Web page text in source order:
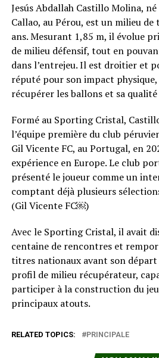
Jesús Abdallah Castillo Molina,
Callao, au Pérou, est un milieu
ans. Mesurant 1,85 m, il évolue
de milieu défensif, tout en
dans l’entrejeu. Il est droitier et
réputé pour son impact physique,
récupérer les ballons et sa
Formé au Sporting Cristal,
l’équipe première du club
Gil Vicente FC, au Portugal, en
expérience en Europe. Le club
présenté le joueur comme un
comptant déjà plusieurs
(Gil Vicente FC⁠￼)
Avec le Sporting Cristal, il avait
centaine de rencontres et
titres nationaux avant son
profil de milieu récupérateur,
participer à la construction du
principaux atouts.
RELATED TOPICS: PRINCIPALE